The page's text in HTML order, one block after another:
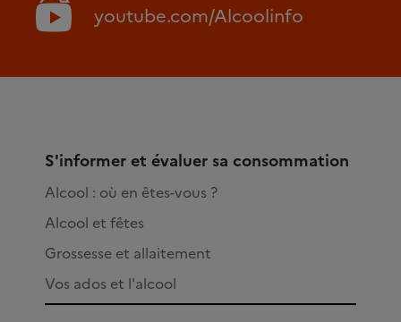
youtube.com/Alcoolinfo
S'informer et évaluer sa consommation
Alcool : où en êtes-vous ?
Alcool et fêtes
Grossesse et allaitement
Vos ados et l'alcool